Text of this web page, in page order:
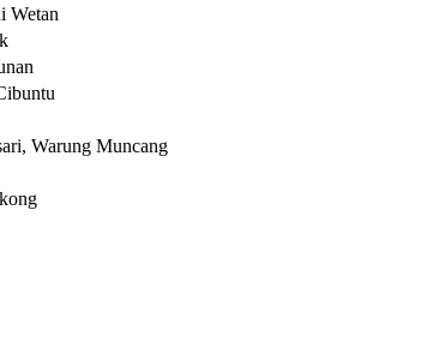
Wetan
Warung Muncang